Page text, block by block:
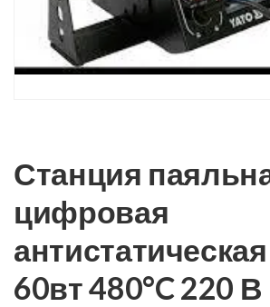
Станция
цифровая
60вт 480°C 220 В